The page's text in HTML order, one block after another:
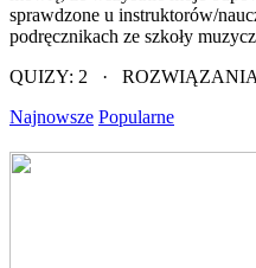
sprawdzone u instruktorów/
podręcznikach ze szkoły
QUIZY: 2 ·
Najnowsze Popularne